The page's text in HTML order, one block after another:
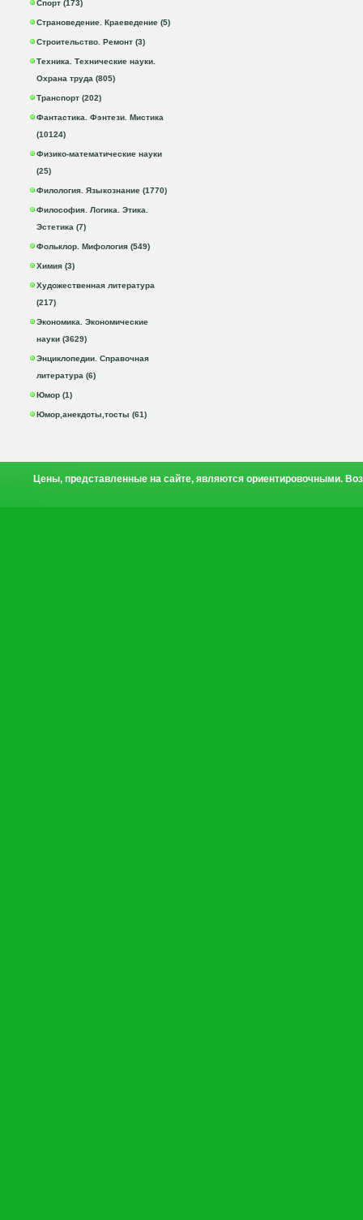
Спорт (173)
Страноведение. Краеведение (5)
Строительство. Ремонт (3)
Техника. Технические науки.
Охрана труда (805)
Транспорт (202)
Фантастика. Фэнтези. Мистика
(10124)
Физико-математические науки
(25)
Филология. Языкознание (1770)
Философия. Логика. Этика.
Эстетика (7)
Фольклор. Мифология (549)
Химия (3)
Художественная литература
(217)
Экономика. Экономические
науки (3629)
Энциклопедии. Справочная
литература (6)
Юмор (1)
Юмор,анекдоты,тосты (61)
Цены, представленные на сайте, являются ориентировочными.